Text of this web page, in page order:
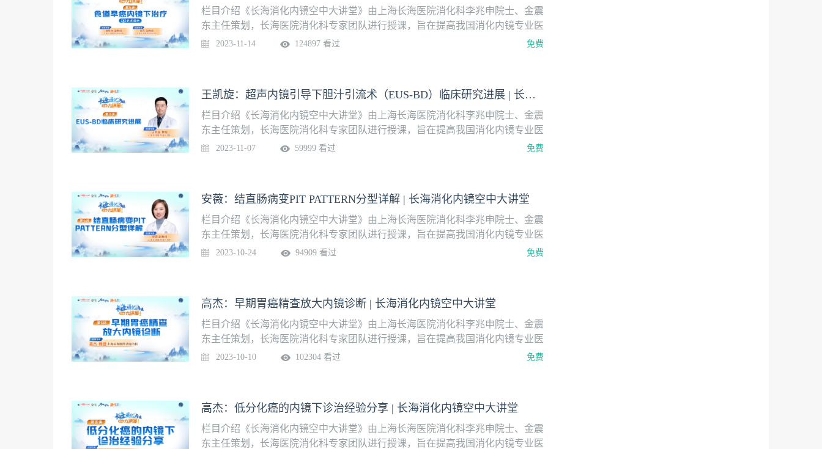
栏目介绍《长海消化内镜空中大讲堂》由上海长海医院消化科李兆申院士、金震
东主任策划，长海医院消化科专家团队进行授课，旨在提高我国消化内镜专业医
师的规范化培训水平。系列课分为内镜讲座、操作演示两大模块，2023年8月1日
内科直播时间11月14日（周二）19:30系列课安排
2023-11-14 124897 看过 免费
王凯旋：超声内镜引导下胆汁引流术（EUS-BD）临床研究进展 | 长海消化内镜空中大讲堂
栏目介绍《长海消化内镜空中大讲堂》由上海长海医院消化科李兆申院士、金震
东主任策划，长海医院消化科专家团队进行授课，旨在提高我国消化内镜专业医
师的规范化培训水平。系列课分为内镜讲座、操作演示两大模块，2023年8月1日
间11月7日（周二）系列课安排
2023-11-07 59999 看过 免费
安薇：结直肠病变PIT PATTERN分型详解 | 长海消化内镜空中大讲堂
栏目介绍《长海消化内镜空中大讲堂》由上海长海医院消化科李兆申院士、金震
东主任策划，长海医院消化科专家团队进行授课，旨在提高我国消化内镜专业医
师的规范化培训水平。系列课分为内镜讲座、操作演示两大模块，2023年8月1日
列课安排
2023-10-24 94909 看过 免费
​高杰：早期胃癌精查放大内镜诊断 | 长海消化内镜空中大讲堂
栏目介绍《长海消化内镜空中大讲堂》由上海长海医院消化科李兆申院士、金震
东主任策划，长海医院消化科专家团队进行授课，旨在提高我国消化内镜专业医
师的规范化培训水平。系列课分为内镜讲座、操作演示两大模块，2023年8月1日
2023-10-10 102304 看过 免费
高杰：低分化癌的内镜下诊治经验分享 | 长海消化内镜空中大讲堂
栏目介绍《长海消化内镜空中大讲堂》由上海长海医院消化科李兆申院士、金震
东主任策划，长海医院消化科专家团队进行授课，旨在提高我国消化内镜专业医